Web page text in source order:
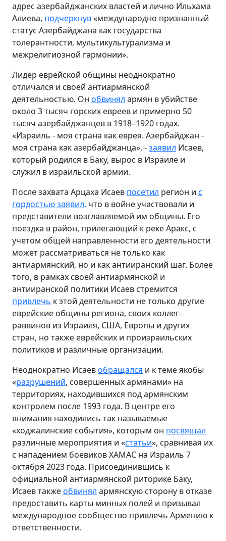
адрес азербайджанских властей и лично Ильхама
Алиева, подчеркнув«международно признанный
статус Азербайджана как государства
толерантности, мультикультурализма и
межрелигиозной гармонии».
Лидер еврейской общины неоднократно
отличался и своей антиармянской
деятельностью. Он обвинял армян в убийстве
около 3 тысяч горских евреев и примерно 50
тысяч азербайджанцев в 1918–1920 годах.
«Израиль - моя страна как еврея. Азербайджан -
моя страна как азербайджанца», -заявил Исаев,
который родился в Баку, вырос в Израиле и
служил в израильской армии.
После захвата Арцаха Исаев посетил регион и с
гордостью заявил, что в войне участвовали и
представители возглавляемой им общины. Его
поездка в район, прилегающий к реке Аракс, с
учетом общей направленности его деятельности
может рассматриваться не только как
антиармянский, но и как антииранский шаг. Более
того, в рамках своей антиармянской и
антииранской политики Исаев стремится
привлечь к этой деятельности не только другие
еврейские общины региона, своих коллег-
раввинов из Израиля, США, Европы и других
стран, но также еврейских и произраильских
политиков и различные организации.
Неоднократно Исаевобращался и к теме якобы
«разрушений, совершенных армянами» на
территориях, находившихся под армянским
контролем после 1993 года. В центре его
внимания находились так называемые
«ходжалинские события», которым он посвящал
различные мероприятия и «статьи», сравнивая их
с нападением боевиков ХАМАС на Израиль 7
октября 2023 года. Присоединившись к
официальной антиармянской риторике Баку,
Исаев такжеобвинял армянскую сторону в отказе
предоставить карты минных полей и призывал
международное сообщество привлечь Армению к
ответственности.